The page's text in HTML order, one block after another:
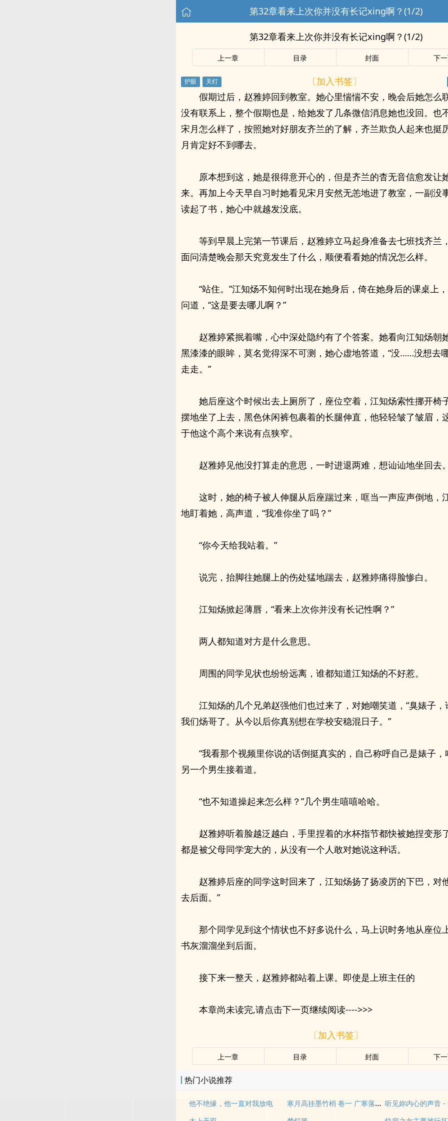
第32章看来上次你并没有长记xing啊？(1/2)
第32章看来上次你并没有长记xing啊？(1/2)
上一章 目录 封面 下
〔加入书签〕
假期过后，赵雅婷回到教室。她心里惴惴不安，晚会后她怎么
没有联系上，整个假期也是，给她发了几条微信消息她也没回。也
宋月怎么样了，按照她对好朋友齐兰的了解，齐兰欺负人起来也挺
月肯定好不到哪去。
原本想到这，她是很得意开心的，但是齐兰的杳无音信愈发让
来。再加上今天早自习时她看见宋月安然无恙地进了教室，一副没
读起了书，她心中就越发没底。
等到早晨上完第一节课后，赵雅婷立马起身准备去七班找齐兰
面问清楚晚会那天究竟发生了什么，顺便看看她的情况怎么样。
“站住。”江知炀不知何时出现在她身后，倚在她身后的课桌上
问道，“这是要去哪儿啊？”
赵雅婷紧抿着嘴，心中深处隐约有了个答案。她看向江知炀朝
黑漆漆的眼眸，莫名觉得深不可测，她心虚地答道，“没……没想去
走走。”
她后座这个时候出去上厕所了，座位空着，江知炀索性挪开椅
摆地坐了上去，黑色休闲裤包裹着的长腿伸直，他轻轻皱了皱眉，
于他这个高个来说有点狭窄。
赵雅婷见他没打算走的意思，一时进退两难，想讪讪地坐回去。
这时，她的椅子被人伸腿从后座踹过来，哐当一声应声倒地，
地盯着她，高声道，“我准你坐了吗？”
“你今天给我站着。”
说完，抬脚往她腿上的伤处猛地踹去，赵雅婷痛得脸惨白。
江知炀掀起薄唇，“看来上次你并没有长记性啊？”
两人都知道对方是什么意思。
周围的同学见状也纷纷远离，谁都知道江知炀的不好惹。
江知炀的几个兄弟赵强他们也过来了，对她嘲笑道，“臭婊子
我们炀哥了。从今以后你真别想在学校安稳混日子。”
“我看那个视频里你说的话倒挺真实的，自己称呼自己是婊子，
另一个男生接着道。
“也不知道操起来怎么样？”几个男生嘻嘻哈哈。
赵雅婷听着脸越泛越白，手里捏着的水杯指节都快被她捏变形
都是被父母同学宠大的，从没有一个人敢对她说这种话。
赵雅婷后座的同学这时回来了，江知炀扬了扬凌厉的下巴，对
去后面。”
那个同学见到这个情状也不好多说什么，马上识时务地从座位
书灰溜溜坐到后面。
接下来一整天，赵雅婷都站着上课。即使是上班主任的
本章尚未读完,请点击下一页继续阅读---->>>
〔加入书签〕
上一章 目录 封面 下
热门小说推荐
他不绝缘，他一直对我放电 寒月高挂墨竹梢 卷一 广寒落凡尘